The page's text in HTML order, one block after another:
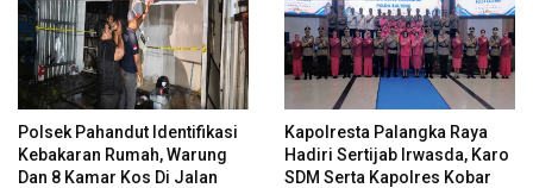
Polsek Pahandut Identifikasi
Kebakaran Rumah, Warung
Dan 8 Kamar Kos Di Jalan
Kapolresta Palangka Raya
Hadiri Sertijab Irwasda, Karo
SDM Serta Kapolres Kobar